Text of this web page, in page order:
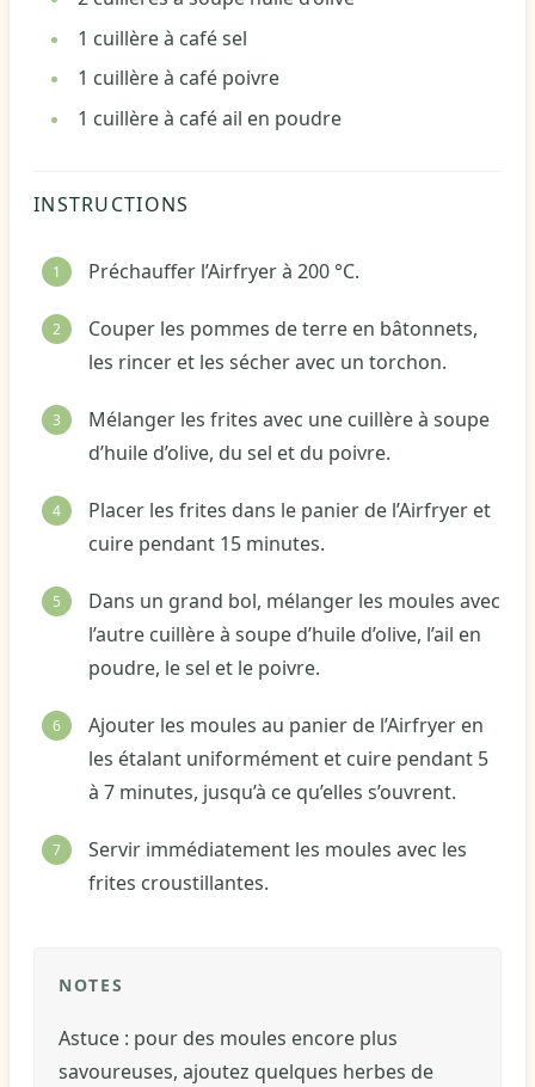
1 cuillère à cafésel
1 cuillère à café poivre
1 cuillère à caféail en poudre
INSTRUCTIONS
Préchauffer l’Airfryer à 200 °C.
Couper les pommes de terre en bâtonnets,
les rincer et les sécher avec un torchon.
Mélanger les frites avec une cuillère à soupe
d’huile d’olive, du sel et du poivre.
Placer les frites dans le panier de l’Airfryer et
cuire pendant 15 minutes.
Dans un grand bol, mélanger les moules avec
l’autre cuillère à soupe d’huile d’olive, l’ail en
poudre, le sel et le poivre.
Ajouter les moules au panier de l’Airfryer en
les étalant uniformément et cuire pendant 5
à 7 minutes, jusqu’à ce qu’elles s’ouvrent.
Servir immédiatement les moules avec les
frites croustillantes.
NOTES
Astuce : pour des moules encore plus
savoureuses, ajoutez quelques herbes de